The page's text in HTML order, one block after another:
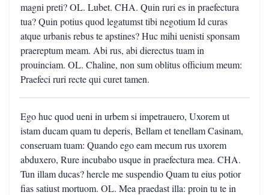
magni preti? OL. Lubet. CHA. Quin ruri es in praefectura
tua? Quin potius quod legatumst tibi negotium Id curas
atque urbanis rebus te apstines? Huc mihi uenisti sponsam
praereptum meam. Abi rus, abi dierectus tuam in
prouinciam. OL. Chaline, non sum oblitus officium meum:
Praefeci ruri recte qui curet tamen.
Ego huc quod ueni in urbem si impetrauero, Uxorem ut
istam ducam quam tu deperis, Bellam et tenellam Casinam,
conseruam tuam: Quando ego eam mecum rus uxorem
abduxero, Rure incubabo usque in praefectura mea. CHA.
Tun illam ducas? hercle me suspendio Quam tu eius potior
fias satiust mortuom. OL. Mea praedast illa: proin tu te in